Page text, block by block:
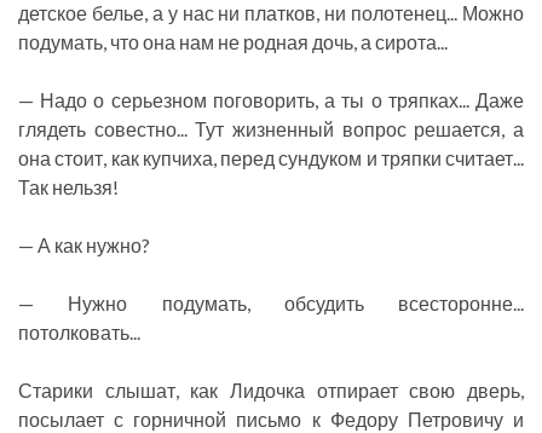
детское белье, а у нас ни платков, ни полотенец... Можно
подумать, что она нам не родная дочь, а сирота...
— Надо о серьезном поговорить, а ты о тряпках... Даже
глядеть совестно... Тут жизненный вопрос решается, а
она стоит, как купчиха, перед сундуком и тряпки считает...
Так нельзя!
— А как нужно?
— Нужно подумать, обсудить всесторонне...
потолковать...
Старики слышат, как Лидочка отпирает свою дверь,
посылает с горничной письмо к Федору Петровичу и